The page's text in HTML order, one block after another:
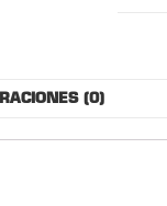
(0)